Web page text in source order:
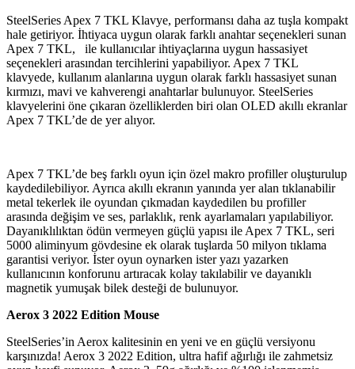
SteelSeries Apex 7 TKL Klavye, performansı daha az tuşla kompakt
hale getiriyor. İhtiyaca uygun olarak farklı anahtar seçenekleri sunan
Apex 7 TKL, ile kullanıcılar ihtiyaçlarına uygun hassasiyet
seçenekleri arasından tercihlerini yapabiliyor. Apex 7 TKL
klavyede, kullanım alanlarına uygun olarak farklı hassasiyet sunan
kırmızı, mavi ve kahverengi anahtarlar bulunuyor. SteelSeries
klavyelerini öne çıkaran özelliklerden biri olan OLED akıllı ekranlar
Apex 7 TKL’de de yer alıyor.
Apex 7 TKL’de beş farklı oyun için özel makro profiller oluşturulup
kaydedilebiliyor. Ayrıca akıllı ekranın yanında yer alan tıklanabilir
metal tekerlek ile oyundan çıkmadan kaydedilen bu profiller
arasında değişim ve ses, parlaklık, renk ayarlamaları yapılabiliyor.
Dayanıklılıktan ödün vermeyen güçlü yapısı ile Apex 7 TKL, seri
5000 aliminyum gövdesine ek olarak tuşlarda 50 milyon tıklama
garantisi veriyor. İster oyun oynarken ister yazı yazarken
kullanıcının konforunu artıracak kolay takılabilir ve dayanıklı
magnetik yumuşak bilek desteği de bulunuyor.
Aerox 3 2022 Edition Mouse
SteelSeries’in Aerox kalitesinin en yeni ve en güçlü versiyonu
karşınızda! Aerox 3 2022 Edition, ultra hafif ağırlığı ile zahmetsiz